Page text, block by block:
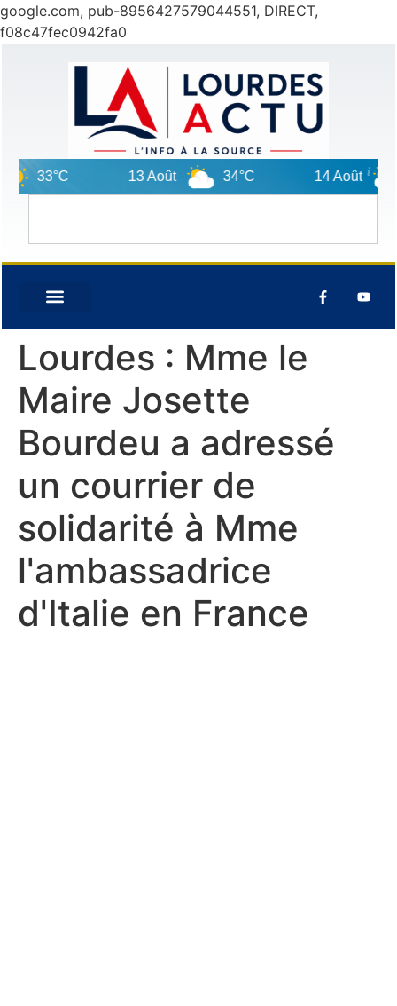
google.com, pub-8956427579044551, DIRECT,
f08c47fec0942fa0
33°C 13 Août 34°C 14 Août
Lourdes : Mme le
Maire Josette
Bourdeu a adressé
un courrier de
solidarité à Mme
l'ambassadrice
d'Italie en France